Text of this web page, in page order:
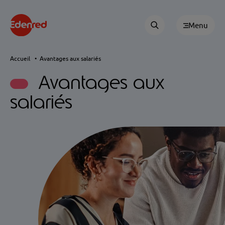
Menu
Accueil Avantages aux salariés
Avantages aux
salariés